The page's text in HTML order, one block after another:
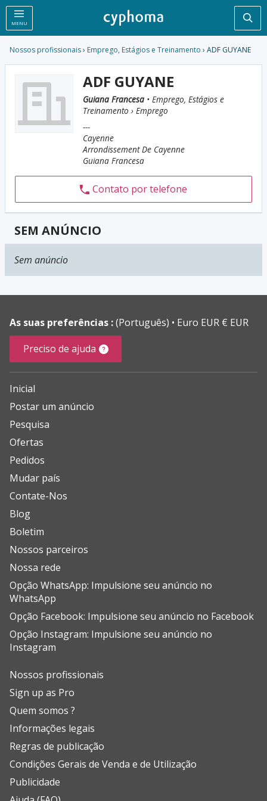
MENU
Nossos profissionais› Emprego, Estágios e Treinamento › ADF GUYANE
ADF GUYANE
Guiana Francesa • Emprego, Estágios e
Treinamento › Emprego
---
Cayenne
Arrondissement De Cayenne
Guiana Francesa
Contato por telefone
SEM ANÚNCIO
Sem anúncio
As suas preferências :(Português)
Euro EUR € EUR
Preciso de ajuda
Inicial
Postar um anúncio
Pesquisa
Ofertas
Pedidos
Mudar país
Contate-Nos
Blog
Boletim
Nossos parceiros
Nossa rede
Opção WhatsApp: Impulsione seu anúncio no
WhatsApp
Opção Facebook: Impulsione seu anúncio no Facebook
Opção Instagram: Impulsione seu anúncio no
Instagram
Nossos profissionais
Sign up as Pro
Quem somos ?
Informações legais
Regras de publicação
Condições Gerais de Venda e de Utilização
Publicidade